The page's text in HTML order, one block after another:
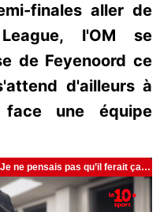
finales aller de
l'OM se
de Feyenoord ce
d'ailleurs à
une équipe